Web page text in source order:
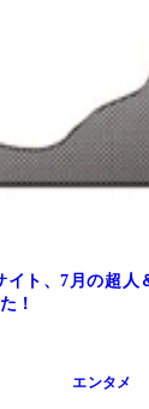
イト、7月の超
！
エンタメ